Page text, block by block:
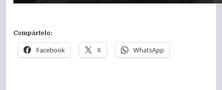
Compártelo:
Facebook X WhatsApp